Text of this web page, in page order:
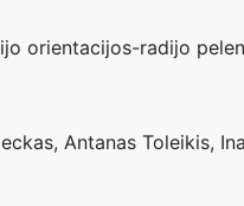
orientacijos-radijo
Antanas Toleikis,